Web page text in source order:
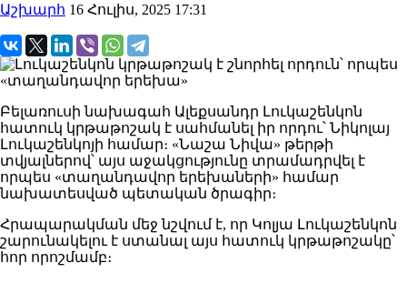
Աշխարհ 16 Հուլիս, 2025 17:31
Բելառուսի նախագահ Ալեքսանդր Լուկաշենկոն
հատուկ կրթաթոշակ է սահմանել իր որդու՝ Նիկոլայ
Լուկաշենկոյի համար։ «Նաշա Նիվա» թերթի
տվյալներով՝ այս աջակցությունը տրամադրվել է
որպես «տաղանդավոր երեխաների» համար
նախատեսված պետական ծրագիր։
Հրապարակման մեջ նշվում է, որ Կոլյա Լուկաշենկոն
շարունակելու է ստանալ այս հատուկ կրթաթոշակը՝
հոր որոշմամբ։